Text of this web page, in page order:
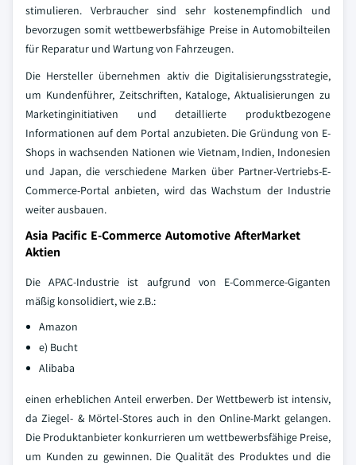
stimulieren. Verbraucher sind sehr kostenempfindlich und
bevorzugen somit wettbewerbsfähige Preise in Automobilteilen
für Reparatur und Wartung von Fahrzeugen.
Die Hersteller übernehmen aktiv die Digitalisierungsstrategie,
um Kundenführer, Zeitschriften, Kataloge, Aktualisierungen zu
Marketinginitiativen und detaillierte produktbezogene
Informationen auf dem Portal anzubieten. Die Gründung von E-
Shops in wachsenden Nationen wie Vietnam, Indien, Indonesien
und Japan, die verschiedene Marken über Partner-Vertriebs-E-
Commerce-Portal anbieten, wird das Wachstum der Industrie
weiter ausbauen.
Asia Pacific E-Commerce Automotive AfterMarket
Aktien
Die APAC-Industrie ist aufgrund von E-Commerce-Giganten
mäßig konsolidiert, wie z.B.:
Amazon
e) Bucht
Alibaba
einen erheblichen Anteil erwerben. Der Wettbewerb ist intensiv,
da Ziegel- & Mörtel-Stores auch in den Online-Markt gelangen.
Die Produktanbieter konkurrieren um wettbewerbsfähige Preise,
um Kunden zu gewinnen. Die Qualität des Produktes und die